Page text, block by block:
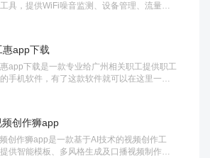
具，提供WiFi噪音监测、设备管理、流量监
惠app下载
app下载是一款专业给广州相关职工提供职工
手机软件，有了这款软件就可以在这里一站
频创作狮app
创作狮app是一款基于AI技术的视频创作工
供智能模板、多风格生成及口播视频制作功